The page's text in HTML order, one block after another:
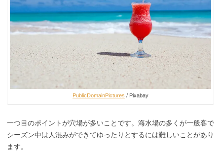
PublicDomainPictures / Pixabay
一つ目のポイントが穴場が多いことです。海水場の多くが一般客で
シーズン中は人混みができてゆったりとするには難しいことがあり
ます。